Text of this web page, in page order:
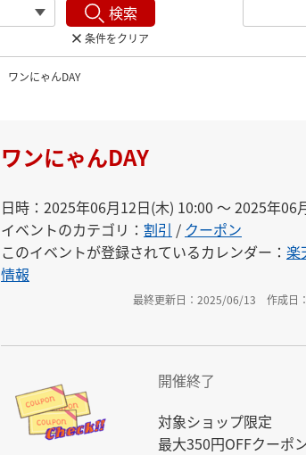
検索
条件をクリア
ワンにゃんDAY
ワンにゃんDAY
日時：2025年06月12日(木) 10:00 〜 2025年06
イベントのカテゴリ： 割引 / クーポン
このイベントが登録されているカレンダー： 楽
情報
最終更新日：2025/06/13 作成日
開催終了
対象ショップ限定
最大350円OFFクーポ